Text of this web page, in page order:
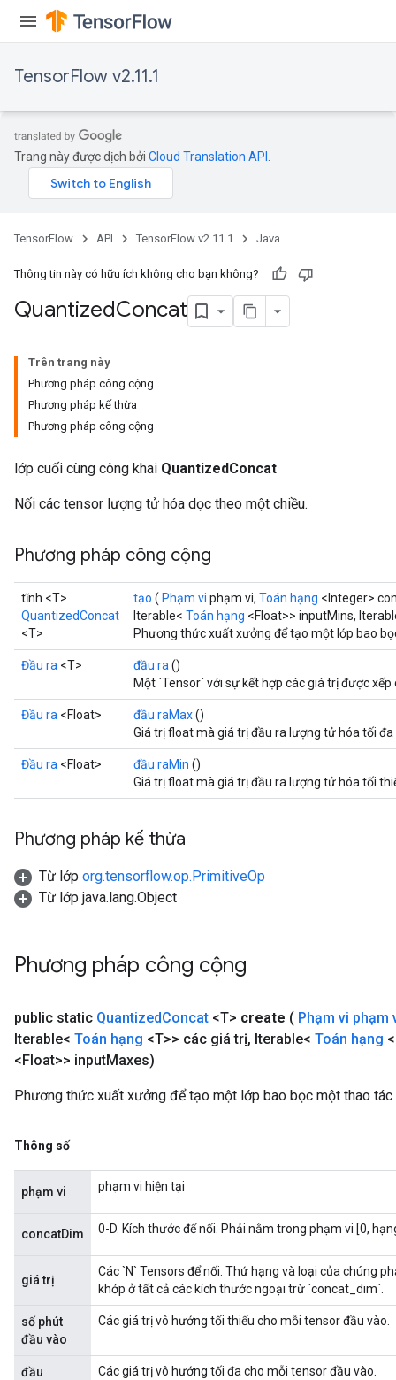
TensorFlow v2.11.1
Trang này được dịch bởi Cloud Translation API
TensorFlow API TensorFlow v2.11.1 Java
Thông tin này có hữu ích không cho bạn không?
QuantizedConcat
Trên trang này
Phương pháp công cộng
Phương pháp kế thừa
Phương pháp công cộng
lớp cuối cùng công khai QuantizedConcat
Nối các tensor lượng tử hóa dọc theo một chiều.
Phương pháp công cộng
tĩnh <T>
QuantizedConcat
<T>
tạo ( Phạm vi phạm vi, Toán hạng <Integer>
Iterable< Toán hạng <Float>> inputMins,
Phương thức xuất xưởng để tạo một lớp bao
Đầu ra <T> đầu ra ()
Một `Tensor` với sự kết hợp các giá trị được
Đầu ra <Float> đầu raMax()
Giá trị float mà giá trị đầu ra lượng tử hóa tối đa
Đầu ra <Float> đầu raMin ()
Giá trị float mà giá trị đầu ra lượng tử hóa tối
Phương pháp kế thừa
Từ lớp org.tensorflow.op.PrimitiveOp
Từ lớp java.lang.Object
Phương pháp công cộng
public static QuantizedConcat <T> create ( Phạm vi phạm
Iterable< Toán hạng <T>> các giá trị, Iterable< Toán hạng
<Float>> inputMaxes)
Phương thức xuất xưởng để tạo một lớp bao bọc một thao tác
Thông số
phạm vi phạm vi hiện tại
concatDim 0-D. Kích thước để nối. Phải nằm trong phạm vi [0,
giá trị
Các `N` Tensors để nối. Thứ hạng và loại của chúng
khớp ở tất cả các kích thước ngoại trừ `concat_dim`.
số phút
đầu vào
Các giá trị vô hướng tối thiểu cho mỗi tensor đầu vào.
đầu
Các giá trị vô hướng tối đa cho mỗi tensor đầu vào.